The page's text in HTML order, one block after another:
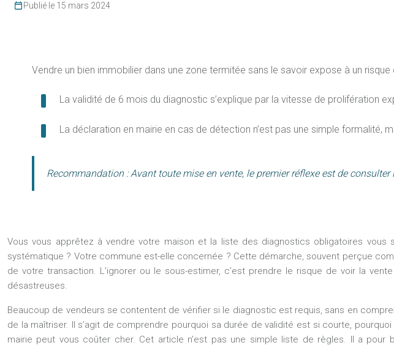
Publié le 15 mars 2024
Vendre un bien immobilier dans une zone termitée sans le savoir expose à un
La validité de 6 mois du diagnostic s’explique par la vitesse de prolifération
La déclaration en mairie en cas de détection n’est pas une simple formalité,
Recommandation :Avant toute mise en vente, le premier réflexe est de
Vous vous apprêtez à vendre votre maison et la liste des diagnostics obligatoires
systématique ? Votre commune est-elle concernée ? Cette démarche, souvent perçue
de votre transaction. L’ignorer ou le sous-estimer, c’est prendre le risque de voir la
désastreuses.
Beaucoup de vendeurs se contentent de vérifier si le diagnostic est requis, sans en
de la maîtriser. Il s’agit de comprendre pourquoi sa durée de validité est si courte,
mairie peut vous coûter cher. Cet article n’est pas une simple liste de règles. Il a